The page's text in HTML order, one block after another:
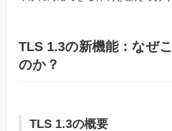
TLS 1.3の新機能：なぜ
のか？
TLS 1.3の概要